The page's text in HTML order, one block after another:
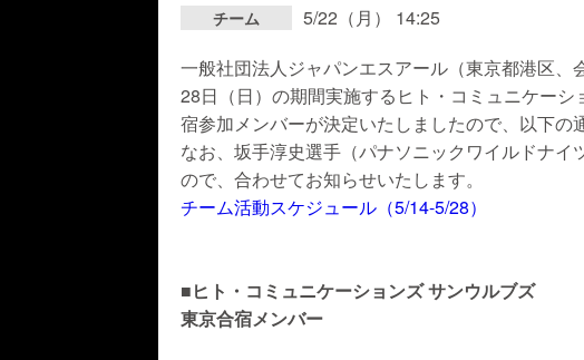
チーム
5/22（月） 14:25
一般社団法人ジャパンエスアール（東京都港区、
28日（日）の期間実施するヒト・コミュニケー
宿参加メンバーが決定いたしましたので、以下の
なお、坂手淳史選手（パナソニックワイルドナ
ので、合わせてお知らせいたします。
チーム活動スケジュール（5/14-5/28）
■ヒト・コミュニケーションズ サンウルブズ
東京合宿メンバー